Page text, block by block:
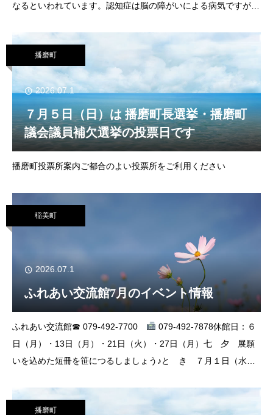
なるといわれています。認知症は脳の障がいによる病気ですが、
われており、慢性硬膜下血腫のように治療
播磨町
2026.07.1
７月５日（日）は 播磨町長選挙・播磨町
議会議員補欠選挙の投票日です
播磨町投票所案内ご都合のよい投票所をご利用ください
稲美町
2026.07.1
ふれあい交流館7月のイベント情報
ふれあい交流館☎ 079-492-7700
079-492-7878休館日：６
日（月）・13日（月）・21日（火）・27日（月）七 夕 展願
いを込めた短冊を笹につるしましょう♪と き ７月１日（水）
播磨町